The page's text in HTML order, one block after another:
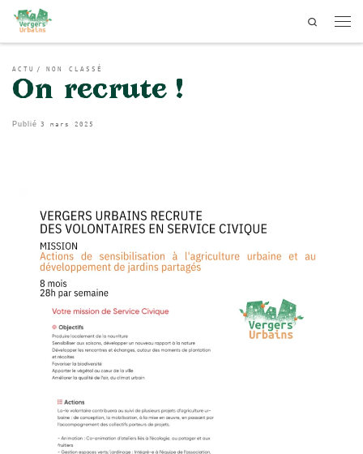
Passer au contenu Search
ACTU NON CLASSÉ
On recrute !
Publié 3 mars 2025